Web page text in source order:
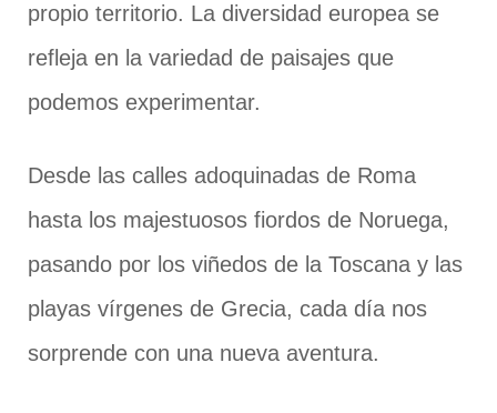
propio territorio. La diversidad europea se
refleja en la variedad de paisajes que
podemos experimentar.
Desde las calles adoquinadas de Roma
hasta los majestuosos fiordos de Noruega,
pasando por los viñedos de la Toscana y las
playas vírgenes de Grecia, cada día nos
sorprende con una nueva aventura.